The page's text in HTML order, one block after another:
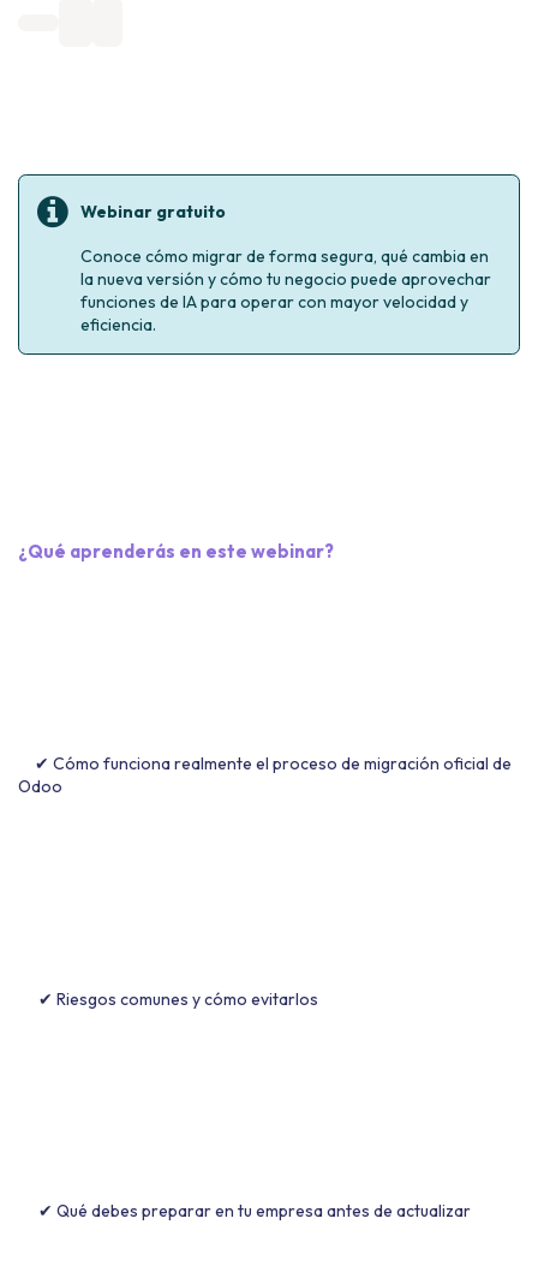
Webinar gratuito
Conoce cómo migrar de forma segura, qué cambia en
la nueva versión y cómo tu negocio puede aprovechar
funciones de IA para operar con mayor velocidad y
eficiencia. ​
¿Qué aprenderás en este webinar?
✔ Cómo funciona realmente el proceso de migración oficial de
Odoo
✔ Riesgos comunes y cómo evitarlos
✔ Qué debes preparar en tu empresa antes de actualizar